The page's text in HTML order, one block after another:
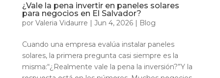
¿Vale la pena invertir en paneles solares
para negocios en El Salvador?
por Valeria Vidaurre | Jun 4, 2026| Blog
Cuando una empresa evalúa instalar paneles
solares, la primera pregunta casi siempre es la
misma:“¿Realmente vale la pena la inversión?”Y la